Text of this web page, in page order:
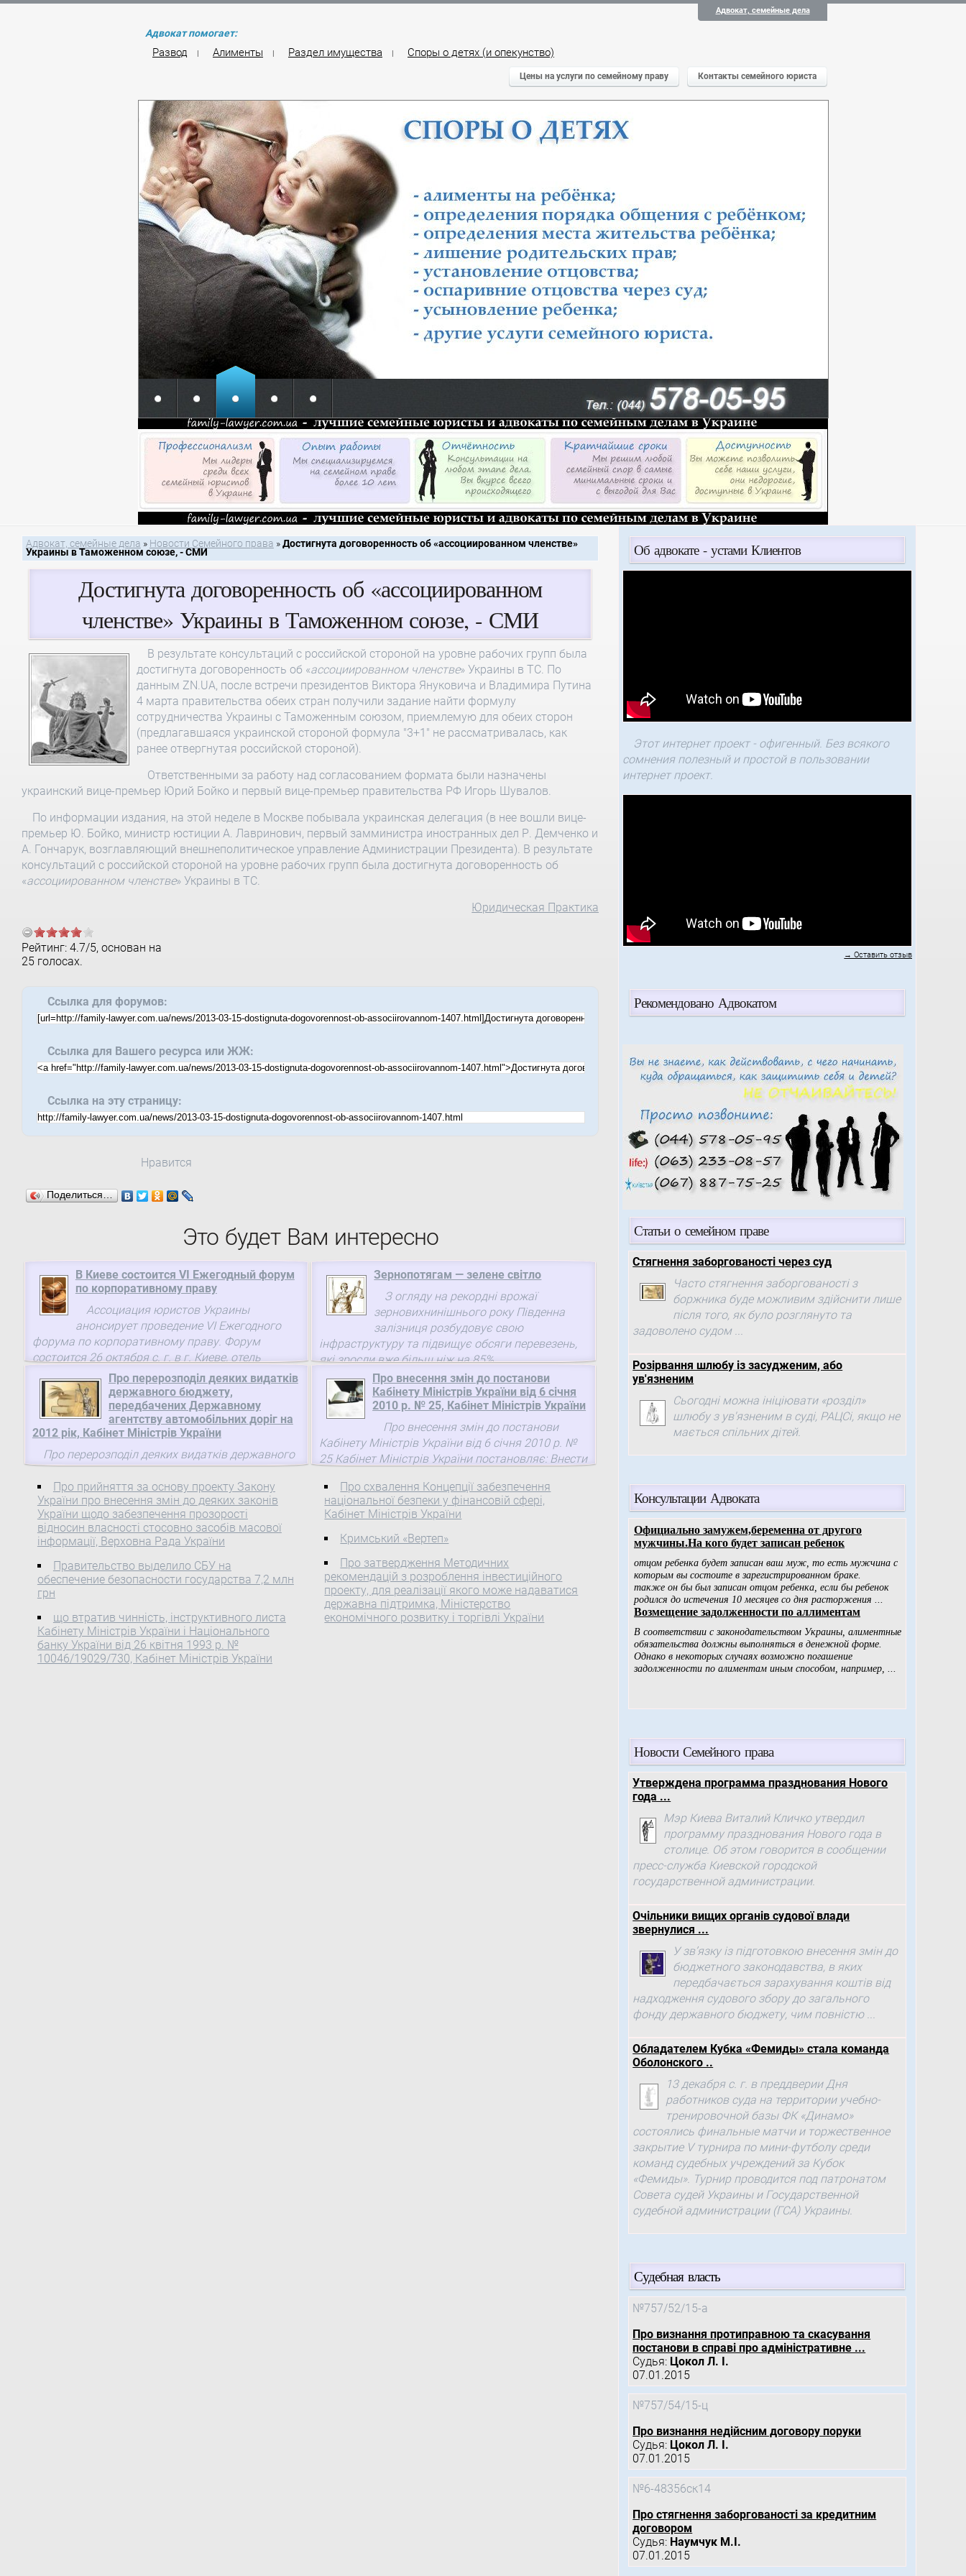
Адвокат, семейные дела
Адвокат помогает:
Развод | Алименты | Раздел имущества | Споры о детях (и опекунство)
Цены на услуги по семейному праву Контакты семейного юриста
Адвокат, семейные дела » Новости Семейного права »Достигнута договоренность об «ассоциированном членстве»
Украины в Таможенном союзе, - СМИ
Достигнута договоренность об «ассоциированном
членстве» Украины в Таможенном союзе, - СМИ
В результате консультаций с российской стороной на уровне рабочих групп была
достигнута договоренность об «ассоциированном членстве» Украины в ТС. По
данным ZN.UA, после встречи президентов Виктора Януковича и Владимира Путина
4 марта правительства обеих стран получили задание найти формулу
сотрудничества Украины с Таможенным союзом, приемлемую для обеих сторон
(предлагавшаяся украинской стороной формула "3+1" не рассматривалась, как
ранее отвергнутая российской стороной).
Ответственными за работу над согласованием формата были назначены
украинский вице-премьер Юрий Бойко и первый вице-премьер правительства РФ Игорь Шувалов.
По информации издания, на этой неделе в Москве побывала украинская делегация (в нее вошли вице-
премьер Ю. Бойко, министр юстиции А. Лавринович, первый замминистра иностранных дел Р. Демченко и
А. Гончарук, возглавляющий внешнеполитическое управление Администрации Президента). В результате
консультаций с российской стороной на уровне рабочих групп была достигнута договоренность об
«ассоциированном членстве» Украины в ТС.
Юридическая Практика
Рейтинг: 4.7/5, основан на
25голосах.
Ссылка для форумов:
Ссылка для Вашего ресурса или ЖЖ:
Ссылка на эту страницу:
Нравится
Поделиться…
Это будет Вам интересно
В Киеве состоится VI Ежегодный форум
по корпоративному праву
Ассоциация юристов Украины
анонсирует проведение VI Ежегодного
форума по корпоративному праву. Форум
состоится 26 октября с. г. в г. Киеве, отель
«Премьер Палас».Про перерозподіл деяких видатків
державного бюджету,
передбачених Державному
агентству автомобільних доріг на
2012 рік, Кабінет Міністрів України
Про перерозподіл деяких видатків державного
бюджету, передбачених Державному агентству
автомобільних доріг на 2012 рік 1. Відповідно до
частини восьмої статті 23 Бюджетного кодексу
України( 2456-17 ) здійснити в межах загального
обсягу бюджетних призначень, передбачених
Державному агентству автомобільних доріг на
2012 рік у спеціальному фонді державного
бюджету( 4282-17 ), перерозподіл видатків у сумі
1 528 102,1 тис. гривень шляхом:
Про прийняття за основу проекту Закону
України про внесення змін до деяких законів
України щодо забезпечення прозорості
відносин власності стосовно засобів масової
інформації, Верховна Рада України
Правительство выделило СБУ на
обеспечение безопасности государства 7,2 млн
грн
що втратив чинність, інструктивного листа
Кабінету Міністрів України і Національного
банку України від 26 квітня 1993 р. №
10046/19029/730, Кабінет Міністрів України
Зернопотягам — зелене світло
З огляду на рекордні врожаї
зерновихнинішнього року Південна
залізниця розбудовує свою
інфраструктуру та підвищує обсяги перевезень,
які зросли вже більш ніж на 85%.
Про внесення змін до постанови
Кабінету Міністрів України від 6 січня
2010 р. № 25, Кабінет Міністрів України
Про внесення змін до постанови
Кабінету Міністрів України від 6 січня 2010 р. №
25 Кабінет Міністрів України постановляє: Внести
січня 2010 р. № 25( 25-2010-п ) "Про утворення
Ради з питань дослідження методів та тенденцій
у відмиванні доходів, одержаних злочинним
шляхом, і фінансуванні тероризму" (Офіційний
ст. 3266; 2012 р., № 24, ст. 917) зміни, що
додаються.
Про схвалення Концепції забезпечення
національної безпеки у фінансовій сфері,
Кабінет Міністрів України
Кримський «Вертеп»
Про затвердження Методичних
рекомендацій з розроблення інвестиційного
проекту, для реалізації якого може надаватися
державна підтримка, Міністерство
економічного розвитку і торгівлі України
Об адвокате - устами Клиентов
Этот интернет проект - офигенный. Без всякого
сомнения полезный и простой в пользовании
интернет проект.
→ Оставить отзыв
Рекомендовано Адвокатом
Статьи о семейном праве
Стягнення заборгованості через суд
Часто стягнення заборгованості з
боржника буде можливим здійснити лише
після того, як було розглянуто та
задоволено судом ...
Розірвання шлюбу із засудженим, або
ув'язненим
Сьогодні можна ініціювати «розділ»
шлюбу з ув'язненим в суді, РАЦСі, якщо не
мається спільних дітей.
Консультации Адвоката
Новости Семейного права
Утверждена программа празднования Нового
года ...
Мэр Киева Виталий Кличко утвердил
программу празднования Нового года в
столице. Об этом говорится в сообщении
пресс-служба Киевской городской
государственной администрации.
Очільники вищих органів судової влади
звернулися ...
У зв’язку із підготовкою внесення змін до
бюджетного законодавства, в яких
передбачається зарахування коштів від
надходження судового збору до загального
фонду державного бюджету, чим повністю ...
Обладателем Кубка «Фемиды» стала команда
Оболонского ..
13 декабря с. г. в преддверии Дня
работников суда на территории учебно-
тренировочной базы ФК «Динамо»
состоялись финальные матчи и торжественное
закрытие V турнира по мини-футболу среди
команд судебных учреждений за Кубок
«Фемиды». Турнир проводится под патронатом
Совета судей Украины и Государственной
судебной администрации (ГСА) Украины.
Судебная власть
№757/52/15-а
Про визнання протиправною та скасування
постанови в справі про адміністративне ...
Судья: Цокол Л. І.
07.01.2015
№757/54/15-ц
Про визнання недійсним договору поруки
Судья: Цокол Л. І.
07.01.2015
№6-48356ск14
Про стягнення заборгованості за кредитним
договором
Судья: Наумчук М.І.
07.01.2015